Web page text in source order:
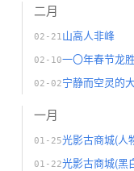
二月
02-21 山高人非峰
02-10一〇年春节龙
02-02宁静而空灵的
一月
01-25光影古商城(人
01-22光影古商城(黑